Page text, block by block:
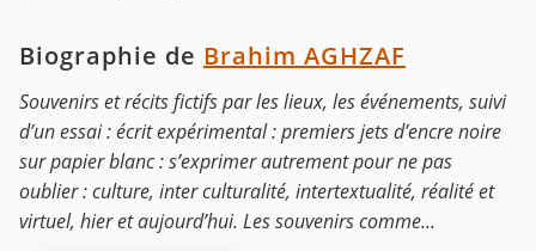
Biographie de Brahim AGHZAF
Souvenirs et récits fictifs par les lieux, les événements, suivi
d’un essai : écrit expérimental : premiers jets d’encre noire
sur papier blanc : s’exprimer autrement pour ne pas
oublier : culture, inter culturalité, intertextualité, réalité et
virtuel, hier et aujourd’hui. Les souvenirs comme...